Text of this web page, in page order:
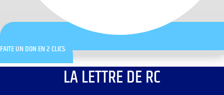
FAITE UN DON EN 2 CLICS
LA LETTRE DE RC